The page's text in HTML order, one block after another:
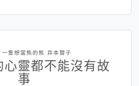
一隻想當熊的熊 井本蓉子
心靈都不能沒有故
事